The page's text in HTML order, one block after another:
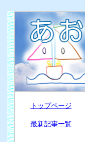
トップページ
最新記事一覧